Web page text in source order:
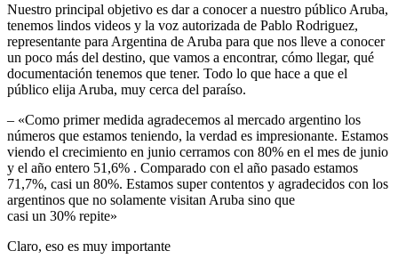
Nuestro principal objetivo es dar a conocer a nuestro público Aruba,
tenemos lindos videos y la voz autorizada de Pablo Rodriguez,
representante para Argentina de Aruba para que nos lleve a conocer
un poco más del destino, que vamos a encontrar, cómo llegar, qué
documentación tenemos que tener. Todo lo que hace a que el
público elija Aruba, muy cerca del paraíso.
– «Como primer medida agradecemos al mercado argentino los
números que estamos teniendo, la verdad es impresionante. Estamos
viendo el crecimiento en junio cerramos con 80% en el mes de junio
y el año entero 51,6% . Comparado con el año pasado estamos
71,7%, casi un 80%. Estamos super contentos y agradecidos con los
argentinos que no solamente visitan Aruba sino que
casi un 30% repite»
Claro, eso es muy importante